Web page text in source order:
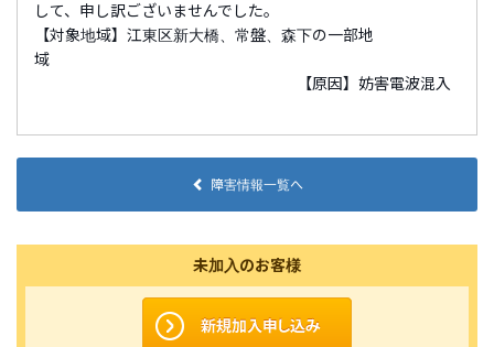
して、申し訳ございませんでした。
【対象地域】江東区新大橋、常盤、森下の一部地
域
【原因】妨害電波混入
障害情報一覧へ
未加入のお客様